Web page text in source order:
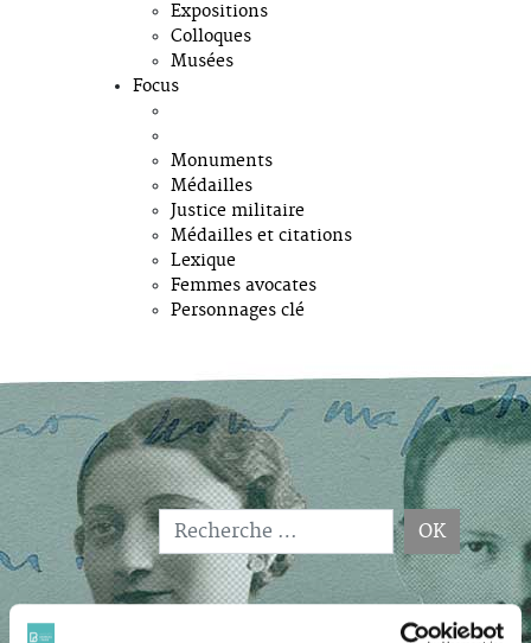
Expositions
Colloques
Musées
Focus
Monuments
Médailles
Justice militaire
Médailles et citations
Lexique
Femmes avocates
Personnages clé
Type 2 or more characters for results.
OK